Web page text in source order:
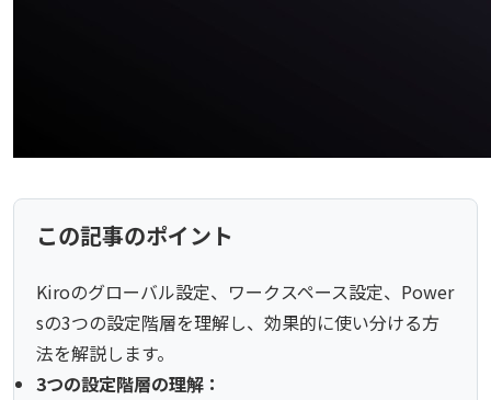
この記事のポイント
Kiroのグローバル設定、ワークスペース設定、Power
sの3つの設定階層を理解し、効果的に使い分ける方
法を解説します。
3つの設定階層の理解：